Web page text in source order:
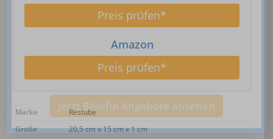
Preis prüfen*
Amazon
Preis prüfen*
Marke
Restube
Größe
20,5 cm x 15 cm x 1 cm
Jetzt Bluefin Angebote ansehen